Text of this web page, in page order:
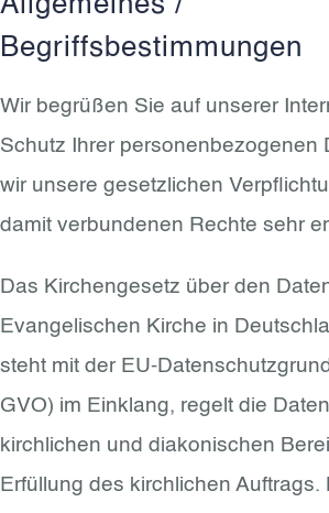
Begriffsbestimmungen
Wir begrüßen Sie auf unserer
Schutz Ihrer personenbezogenen
wir unsere gesetzlichen
damit verbundenen Rechte sehr
Das Kirchengesetz über den
Evangelischen Kirche in
steht mit der EU-
GVO) im Einklang, regelt die
kirchlichen und diakonischen
Erfüllung des kirchlichen Auftrags.